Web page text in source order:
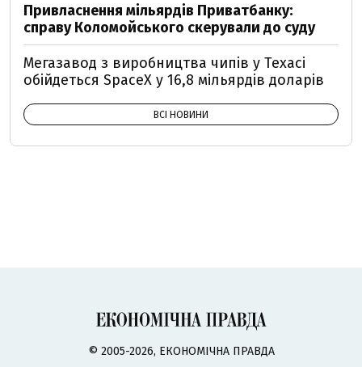
Привласнення мільярдів Приватбанку:
справу Коломойського скерували до суду
Мегазавод з виробництва чипів у Техасі
обійдеться SpaceX у 16,8 мільярдів доларів
ВСІ НОВИНИ
© 2005-2026, ЕКОНОМІЧНА ПРАВДА